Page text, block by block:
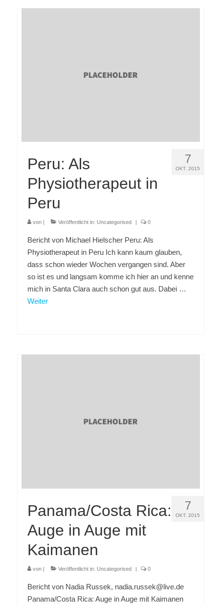
7
OKT. 2015
Peru: Als
Physiotherapeut in
Peru
von Veröffentlicht in: Uncategorised 0
Bericht von Michael Hielscher Peru: Als
Physiotherapeut in Peru Ich kann kaum glauben,
dass schon wieder Wochen vergangen sind. Aber
so ist es und langsam komme ich hier an und kenne
mich in Santa Clara auch schon gut aus. Dabei …
Weiter
7
OKT. 2015
Panama/Costa Rica:
Auge in Auge mit
Kaimanen
von | Veröffentlicht in: Uncategorised | 0
Bericht von Nadia Russek, nadia.russek@live.de
Panama/Costa Rica: Auge in Auge mit Kaimanen